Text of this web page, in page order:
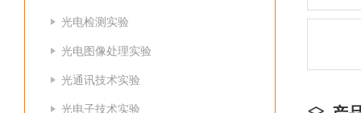
光电检测实验
光电图像处理实验
光通讯技术实验
光电子技术实验